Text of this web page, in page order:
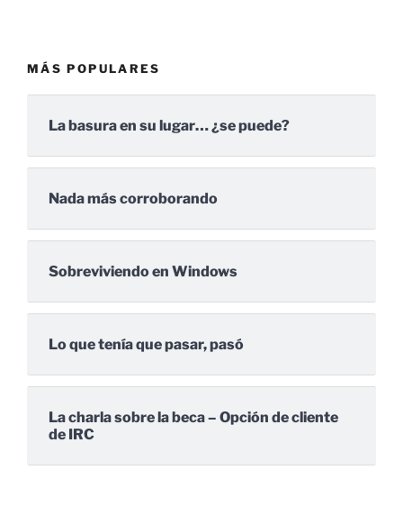
MÁS POPULARES
La basura en su lugar… ¿se puede?
Nada más corroborando
Sobreviviendo en Windows
Lo que tenía que pasar, pasó
La charla sobre la beca – Opción de cliente
de IRC